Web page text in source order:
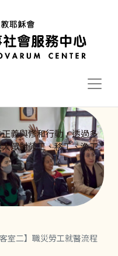
義與修和行動，透過多
眾對勞工、移工、漁工
室二】職災勞工就醫流程